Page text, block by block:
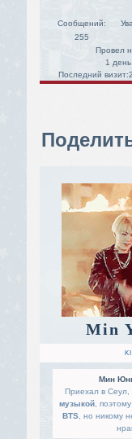
Сообщений:
255
Провел
1
Последний визит:
Min
Мин
Приехал в Сеул,
музыкой, поэтому
BTS, но никому